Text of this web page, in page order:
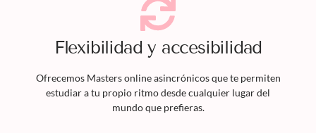
Flexibilidad y accesibilidad
Ofrecemos Mastersonline asincrónicos que te permiten
estudiar a tu propio ritmo desde cualquier lugar del
mundo que prefieras.